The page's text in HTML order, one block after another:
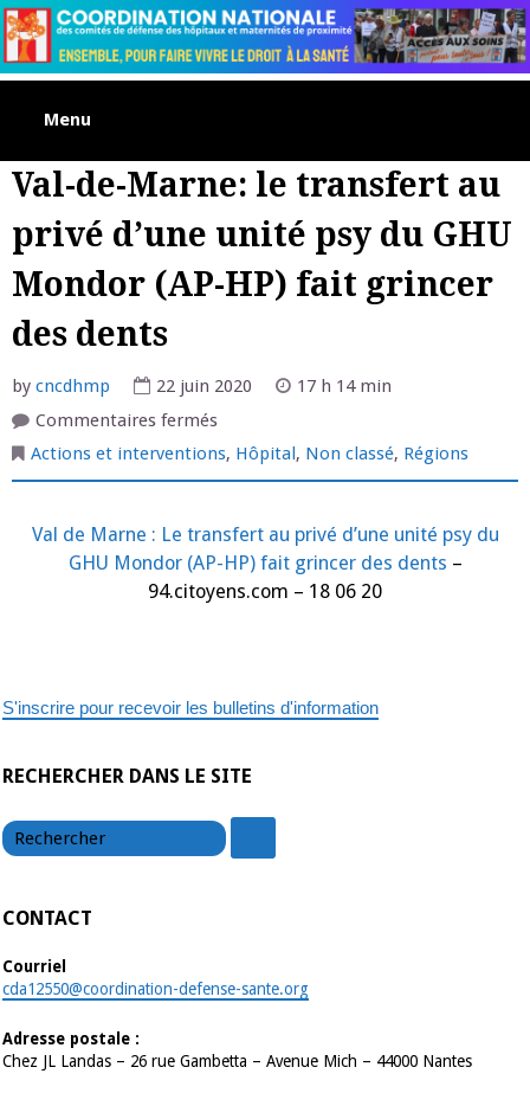
Skip
to
content
Menu
Val-de-Marne: le transfert au
privé d’une unité psy du GHU
Mondor (AP-HP) fait grincer
des dents
by cncdhmp 22 juin 2020
17 h 14 min
Commentaires ferméssur
de-
Marne:
le
privé
d’une
unité
psy
du
grincer
des
Actions et interventions, Hôpital , Non classé, Régions
Val de Marne : Le transfert au privé d’une unité psy du
GHU Mondor (AP-HP) fait grincer des dents –
94.citoyens.com – 18 06 20
S'inscrire pour recevoir les bulletins d'information
RECHERCHER DANS LE SITE
CONTACT
Courriel
cda12550@coordination-defense-sante.org
Adresse postale :
Chez JL Landas – 26 rue Gambetta – Avenue Mich – 44000 Nantes